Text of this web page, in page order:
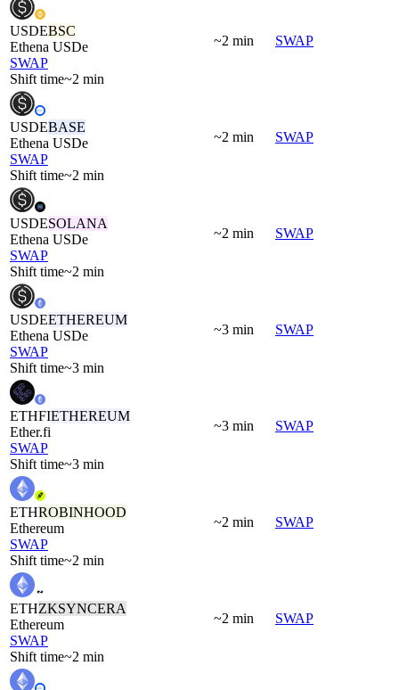
USDEBSC
Ethena USDe
SWAP
Shift time~2 min
~2 min SWAP
USDEBASE
Ethena USDe
SWAP
Shift time~2 min
~2 min SWAP
USDESOLANA
Ethena USDe
SWAP
Shift time~2 min
~2 min SWAP
USDEETHEREUM
Ethena USDe
SWAP
Shift time~3 min
~3 min SWAP
ETHFIETHEREUM
Ether.fi
SWAP
Shift time~3 min
~3 min SWAP
ETHROBINHOOD
Ethereum
SWAP
Shift time~2 min
~2 min SWAP
ETHZKSYNCERA
Ethereum
SWAP
Shift time~2 min
~2 min SWAP